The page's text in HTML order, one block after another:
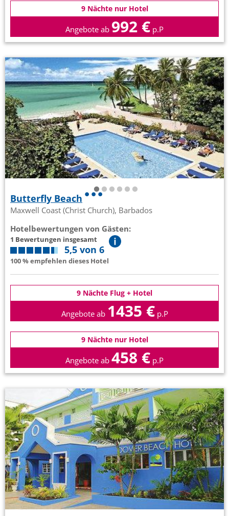
9 Nächte nur Hotel
Angebote ab 992 € p.P
Butterfly Beach
Maxwell Coast (Christ Church), Barbados
Hotelbewertungen von Gästen:
1 Bewertungen insgesamt
5,5 von 6
100 % empfehlen dieses Hotel
9 Nächte Flug + Hotel
Angebote ab 1435 € p.P
9 Nächte nur Hotel
Angebote ab 458 € p.P